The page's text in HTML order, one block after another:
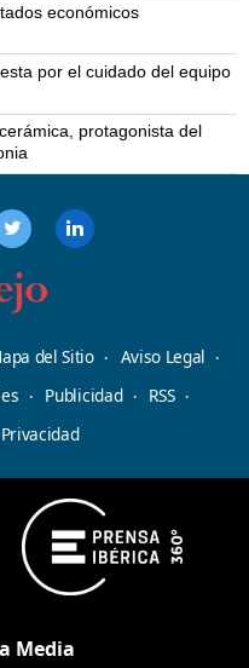
económicos
por el cuidado del equipo
protagonista del
del Sitio
Aviso Legal
Publicidad
RSS
Media